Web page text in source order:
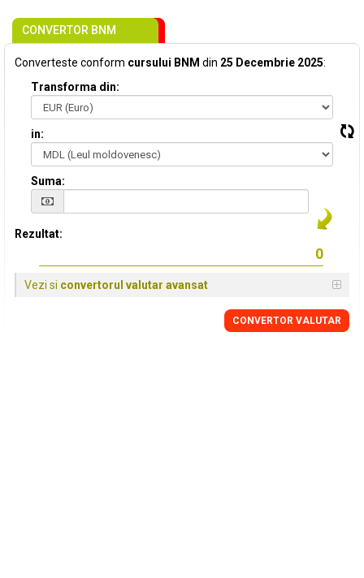
CONVERTOR BNM
Converteste conform cursului BNM din 25 Decembrie 2025:
Transforma din:
in:
Suma:
Rezultat:
Vezi si convertorul valutar avansat
CONVERTOR VALUTAR